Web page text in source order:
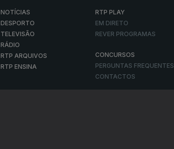
NOTÍCIAS
DESPORTO
TELEVISÃO
RÁDIO
RTP ARQUIVOS
RTP ENSINA
RTP PLAY
EM DIRETO
REVER PROGRAMAS
CONCURSOS
PERGUNTAS FREQUENTES
CONTACTOS